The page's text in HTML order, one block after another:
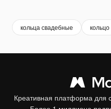
кольца свадебные кольцо
Креативная платформа для